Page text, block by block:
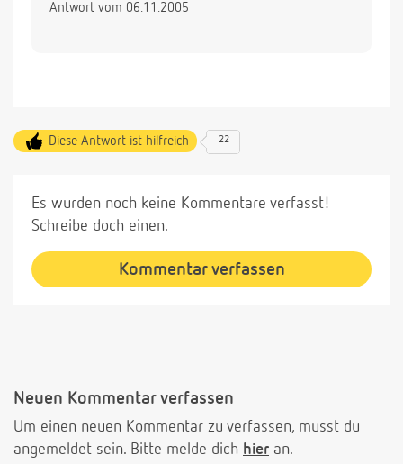
Antwort vom 06.11.2005
Diese Antwort ist hilfreich 22
Es wurden noch keine Kommentare verfasst!
Schreibe doch einen.
Kommentar verfassen
Neuen Kommentar verfassen
Um einen neuen Kommentar zu verfassen, musst du
angemeldet sein. Bitte melde dich hier an.